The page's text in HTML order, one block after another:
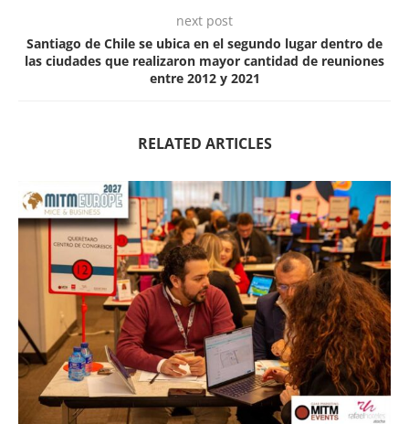
next post
Santiago de Chile se ubica en el segundo lugar dentro de
las ciudades que realizaron mayor cantidad de reuniones
entre 2012 y 2021
RELATED ARTICLES